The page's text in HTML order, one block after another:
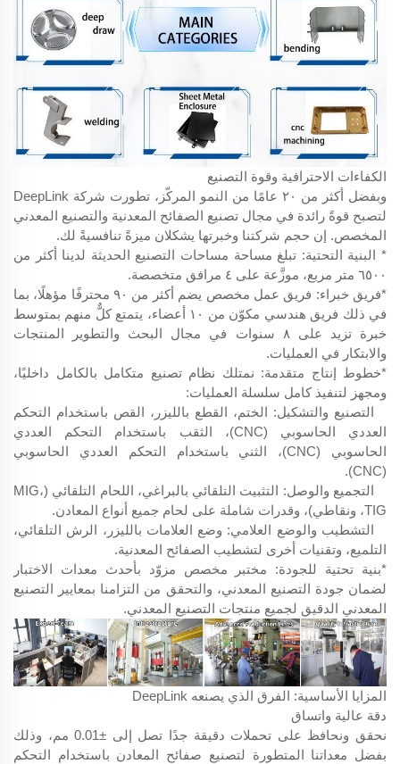
الكفاءات الاحترافية وقوة التصنيع
وبفضل أكثر من ٢٠ عامًا من النمو المركّز، تطورت شركة DeepLink
لتصبح قوةً رائدة في مجال تصنيع الصفائح المعدنية والتصنيع المعدني
المخصص. إن حجم شركتنا وخبرتها يشكلان ميزةً تنافسيةً لك.
* البنية التحتية: تبلغ مساحة مساحات التصنيع الحديثة لدينا أكثر من
٦٥٠٠ متر مربع، موزَّعة على ٤ مرافق متخصصة.
*فريق خبراء: فريق عمل مخصص يضم أكثر من ٩٠ محترفًا مؤهلًا، بما
في ذلك فريق هندسي مكوّن من ١٠ أعضاء، يتمتع كلٌّ منهم بمتوسط
خبرة تزيد على ٨ سنوات في مجال البحث والتطوير المنتجات
والابتكار في العمليات.
*خطوط إنتاج متقدمة: نمتلك نظام تصنيع متكامل بالكامل داخليًا،
ومجهز لتنفيذ كامل سلسلة العمليات:
التصنيع والتشكيل: الختم، القطع بالليزر، القص باستخدام التحكم
العددي الحاسوبي (CNC)، الثقب باستخدام التحكم العددي
الحاسوبي (CNC)، الثني باستخدام التحكم العددي الحاسوبي
(CNC).
التجميع والوصل: التثبيت التلقائي بالبراغي، اللحام التلقائي (MIG،
TIG، ونقاطي)، وقدرات شاملة على لحام جميع أنواع المعادن.
التشطيب والوضع العلامي: وضع العلامات بالليزر، الرش التلقائي،
التلميع، وتقنيات أخرى لتشطيب الصفائح المعدنية.
*بنية تحتية للجودة: مختبر مخصص مزوّد بأحدث معدات الاختبار
لضمان جودة التصنيع المعدني، والتحقق من التزامنا بمعايير التصنيع
المعدني الدقيق لجميع منتجات التصنيع المعدني.
المزايا الأساسية: الفرق الذي يصنعه DeepLink
دقة عالية واتساق
نحقق ونحافظ على تحملات دقيقة جدًا تصل إلى ±0.01 مم، وذلك
بفضل معداتنا المتطورة لتصنيع صفائح المعادن باستخدام التحكم